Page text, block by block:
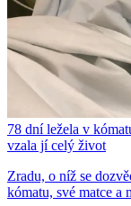
78 dní ležela v
vzala jí celý život
Zradu, o níž se
kómatu, své matce a